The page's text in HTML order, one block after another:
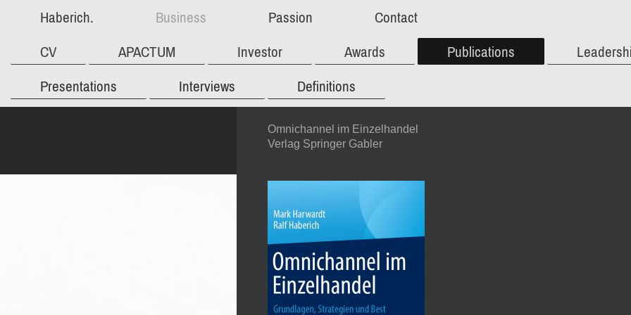
Haberich. Business Passion Contact
CV APACTUM Investor Awards Publications
Presentations Interviews Definitions
Omnichannel im Einzelhandel
Verlag Springer Gabler